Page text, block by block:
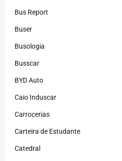
Bus Report
Buser
Busologia
Busscar
BYD Auto
Caio Induscar
Carrocerias
Carteira de Estudante
Catedral